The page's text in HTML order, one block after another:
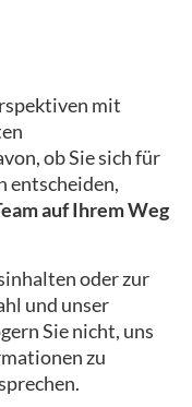
mit
ob Sie sich für
entscheiden,
auf Ihrem Weg
oder zur
und unser
Sie nicht, uns
zu